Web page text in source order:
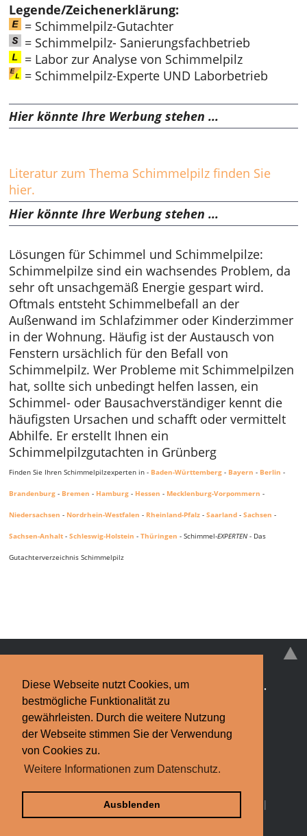
Diese Webseite nutzt Cookies, um
bestmögliche Funktionalität zu
gewährleisten. Durch die weitere Nutzung
der Webseite stimmen Sie der Verwendung
von Cookies zu.
Weitere Informationen zum Datenschutz.
Ausblenden
Legende/Zeichenerklärung:
= Schimmelpilz-Gutachter
= Schimmelpilz- Sanierungsfachbetrieb
= Labor zur Analyse von Schimmelpilz
= Schimmelpilz-Experte UND Laborbetrieb
Hier könnte Ihre Werbung stehen ...
Literatur zum Thema Schimmelpilz finden Sie
hier.
Hier könnte Ihre Werbung stehen ...
Lösungen für Schimmel und Schimmelpilze:
Schimmelpilze sind ein wachsendes Problem, da
sehr oft unsachgemäß Energie gespart wird.
Oftmals entsteht Schimmelbefall an der
Außenwand im Schlafzimmer oder Kinderzimmer
in der Wohnung. Häufig ist der Austausch von
Fenstern ursächlich für den Befall von
Schimmelpilz. Wer Probleme mit Schimmelpilzen
hat, sollte sich unbedingt helfen lassen, ein
Schimmel- oder Bausachverständiger kennt die
häufigsten Ursachen und schafft oder vermittelt
Abhilfe. Er erstellt Ihnen ein
Schimmelpilzgutachten in Grünberg
Finden Sie Ihren Schimmelpilzexperten in - Baden-Württemberg - Bayern - Berlin -
Brandenburg - Bremen - Hamburg - Hessen - Mecklenburg-Vorpommern -
Niedersachsen - Nordrhein-Westfalen - Rheinland-Pfalz -Saarland -Sachsen -
Sachsen-Anhalt -Schleswig-Holstein -Thüringen - Schimmel-EXPERTEN - Das
Gutachterverzeichnis Schimmelpilz
Schimmelpilz· Schimmelpilz-EXPERTEN
·
Infos & Tipps·
Impressum· Datenschutzerklärung
Finden Sie bundesweit Hilfe bei
Schimmelpilz.
Schimmel-Experten.de © 2013-2026
Bildquelle: Torsten Rempt / pixelio.de |
|
Schimmel-EXPERTEN.de weiterempfehlen